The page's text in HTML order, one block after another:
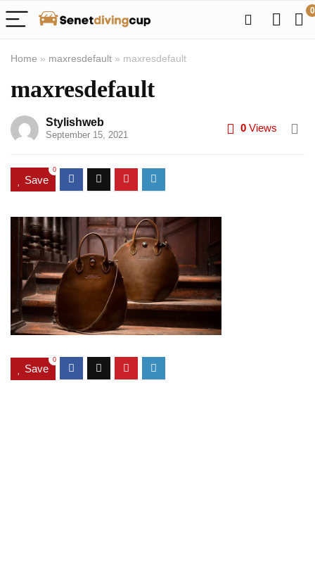
0
Home » maxresdefault » maxresdefault
maxresdefault
Stylishweb
September 15, 2021
0 Views
Save
0
Save
0